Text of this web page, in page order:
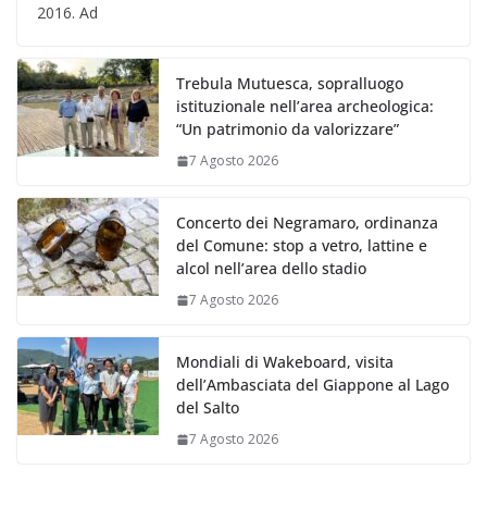
2016. Ad
Trebula Mutuesca, sopralluogo
istituzionale nell’area archeologica:
“Un patrimonio da valorizzare”
7 Agosto 2026
Concerto dei Negramaro, ordinanza
del Comune: stop a vetro, lattine e
alcol nell’area dello stadio
7 Agosto 2026
Mondiali di Wakeboard, visita
dell’Ambasciata del Giappone al Lago
del Salto
7 Agosto 2026